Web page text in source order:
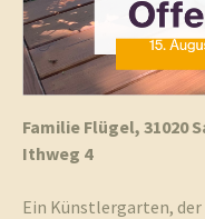
Familie Flügel, 31020
Ithweg 4
Ein Künstlergarten,